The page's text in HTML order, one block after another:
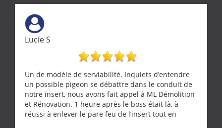
Lucie S
Un de modèle de serviabilité. Inquiets d’entendre
un possible pigeon se débattre dans le conduit de
notre insert, nous avons fait appel à ML Démolition
et Rénovation. 1 heure après le boss était là, à
réussi à enlever le pare feu de l’insert tout en